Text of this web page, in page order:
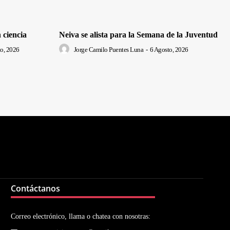
ciencia
2026
Neiva se alista para la Semana de la Juventud
Jorge Camilo Puentes Luna - 6 Agosto, 2026
Contáctanos
Correo electrónico, llama o chatea con nosotras: